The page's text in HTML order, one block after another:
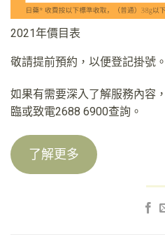
2021年價目表
敬請提前預約，以便登記掛號。
如果有需要深入了解服務內容
臨或致電2688 6900查詢。
了解更多